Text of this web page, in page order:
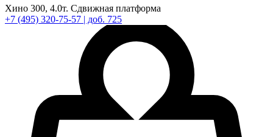
Хино 300, 4.0т. Сдвижная платформа
+7 (495) 320-75-57 | доб. 725